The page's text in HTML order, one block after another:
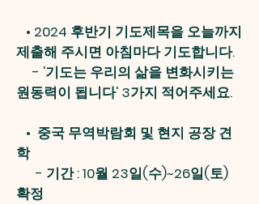
• 2024 후반기 기도제목을 오늘까지
제출해 주시면 아침마다 기도합니다.
- '기도는 우리의 삶을 변화시키는
원동력이 됩니다' 3가지 적어주세요.
• 중국 무역박람회 및 현지 공장 견
학
- 기간 : 10월 23일(수)~26일(토)
확정